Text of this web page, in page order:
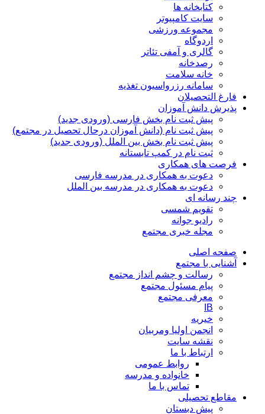
کتابخانه ها
سایت کامپیوتر
مجموعه ورزشی
اردوگاه
گالری و آمفی تئاتر
رصدخانه
خانه سلامت
سامانه رزرواسیون تغذیه
فارغ التحصیلان
پذیرش دانش آموزان
پیش ثبت نام بخش فارسی (ورودی جدید)
پیش ثبت نام (دانش آموزان درحال تحصیل در مجتمع)
پیش ثبت نام بخش بین الملل (ورودی جدید)
ثبت نام در کمپ تابستانه
فرصت های همکاری
دعوت به همکاری در مدرسه فارسی
دعوت به همکاری در مدرسه بین الملل
چند رسانه ای
تقویم شمسی
رادیو جوانه
مجله خبری مجتمع
صفحه اصلی
آشنایی با مجتمع
رسالت و چشم انداز مجتمع
پیام مسئول مجتمع
معرفی مجتمع
IB
خیریه
انجمن اولیا ومربیان
نقشه سایت
ارتباط با ما
روابط عمومی
خانواده و مدرسه
تماس با ما
مقاطع تحصیلی
پیش دبستان